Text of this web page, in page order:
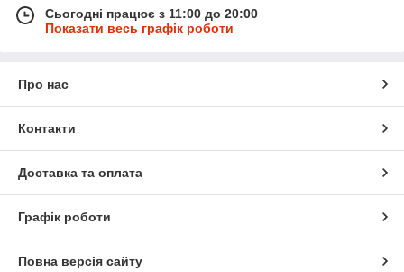
Сьогодні працює з 11:00 до 20:00
Показати весь графік роботи
Про нас
Контакти
Доставка та оплата
Графік роботи
Повна версія сайту